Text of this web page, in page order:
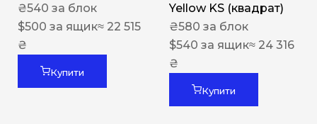
₴540 за блок
$500 за ящик≈ 22 515
₴
Купити
Yellow KS (квадрат)
₴580 за блок
$540 за ящик≈ 24 316
₴
Купити